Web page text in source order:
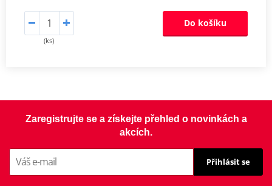
(ks)
Do košíku
Zaregistrujte se a získejte přehled o novinkách a
akcích.
Přihlásit se